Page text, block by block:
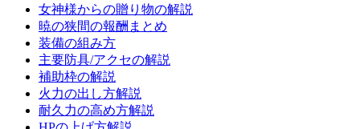
女神様からの贈り物の解説
暁の狭間の報酬まとめ
装備の組み方
主要防具/アクセの解説
補助枠の解説
火力の出し方解説
耐久力の高め方解説